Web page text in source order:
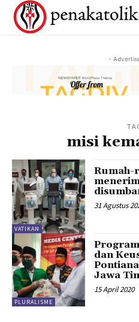
-
misi
VATIKAN
Rumah-
31 Agustus
PLURALISME
dan
Jawa
15 April 2020